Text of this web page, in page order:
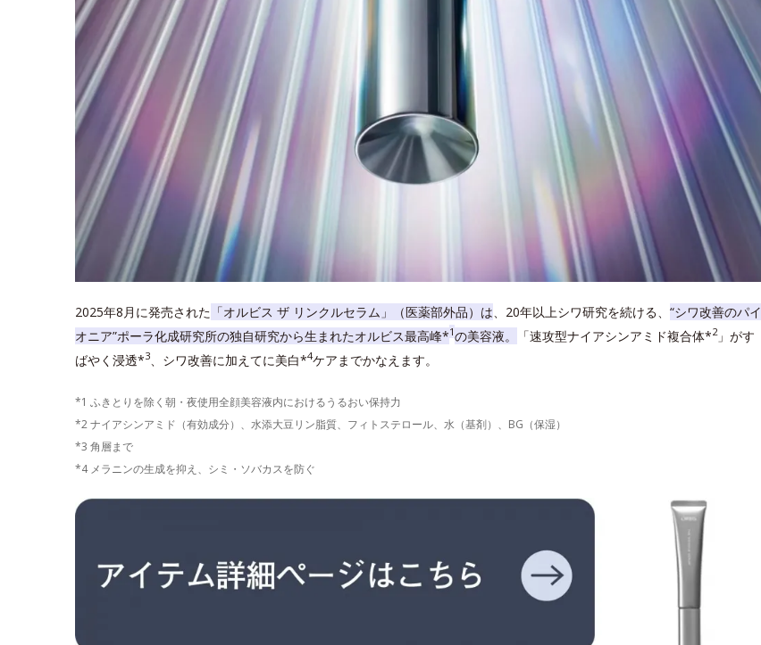
2025年8月に発売された 「オルビス ザ リンクルセラム」（医薬部外品）は、20年以上シワ研究を続ける、 “シワ改善のパイ
オニア”ポーラ化成研究所の独自研究から生まれたオルビス最高峰*1の美容液。 「速攻型ナイアシンアミド複合体*2」がす
ばやく浸透*3 、シワ改善に加えてに美白*4ケアまでかなえます。
*1 ふきとりを除く朝・夜使用全顔美容液内におけるうるおい保持力
*2 ナイアシンアミド（有効成分）、水添大豆リン脂質、フィトステロール、水（基剤）、BG（保湿）
*3 角層まで
*4 メラニンの生成を抑え、シミ・ソバカスを防ぐ